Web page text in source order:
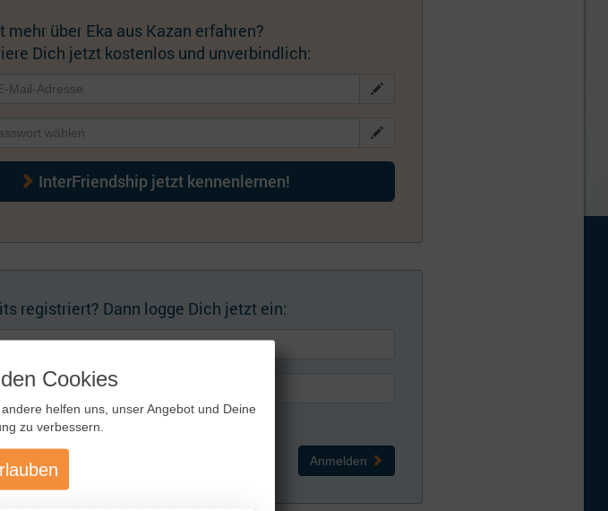
mehr über Eka aus Kazan erfahren?
Dich jetzt kostenlos und unverbindlich:
InterFriendship jetzt kennenlernen!
registriert? Dann logge Dich jetzt ein:
einloggen
Anmelden
Cookies
helfen uns, unser Angebot und Deine
zu verbessern.